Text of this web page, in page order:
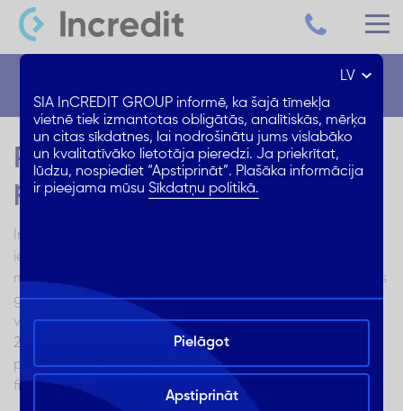
Patēriņa kredīts: 5
prognozes 2025. gadam
Ir klāt Jaunais gads un, kā ierasti, šajā laikā mēģinām
ieskatīties nākotnē un saprast, ko mums nesīs nākamie 12
mēneši. Pētot patēriņa kredītu nozari redzam, ka tuvākais
gads mums nesīs gan stabilitāti esošajās lietās, gan arī
vērtīgus jauninājumus. Izlasi mūsu apkopotās prognozes
2025. gadam un arī mūsu vērtīgos ieteikumus, lai tu vari
pieņemt pārdomātus un atbildīgus lēmumus par savām
finansēm.
LV
SIA InCREDIT GROUP informē, ka šajā tīmekļa
vietnē tiek izmantotas obligātās, analītiskās, mērķa
un citas sīkdatnes, lai nodrošinātu jums vislabāko
un kvalitatīvāko lietotāja pieredzi. Ja priekrītat,
lūdzu, nospiediet “Apstiprināt”. Plašāka informācija
ir pieejama mūsuSīkdatņu politikā.
Pielāgot
Apstiprināt